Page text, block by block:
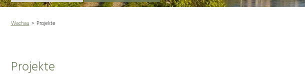
Wachau Projekte
Projekte